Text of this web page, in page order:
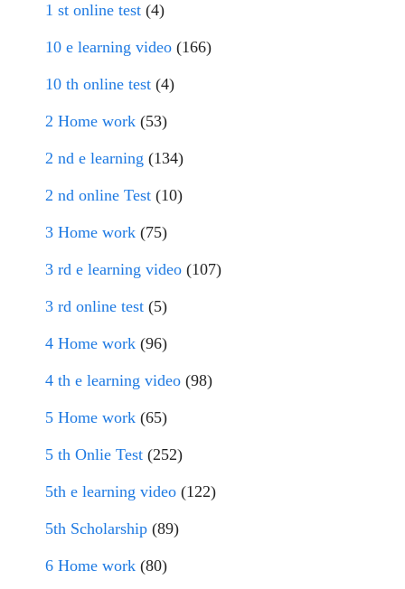
1 st online test (4)
10 e learning video (166)
10 th online test (4)
2 Home work (53)
2 nd e learning (134)
2 nd online Test (10)
3 Home work (75)
3 rd e learning video (107)
3 rd online test (5)
4 Home work (96)
4 th e learning video (98)
5 Home work (65)
5 th Onlie Test (252)
5th e learning video (122)
5th Scholarship (89)
6 Home work (80)